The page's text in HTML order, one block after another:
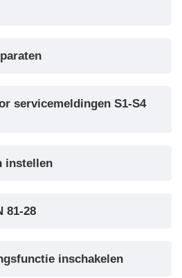
de pijlen instellen
servicemeldingen S1-S4
instellen
signalen
81-28
inschakelen